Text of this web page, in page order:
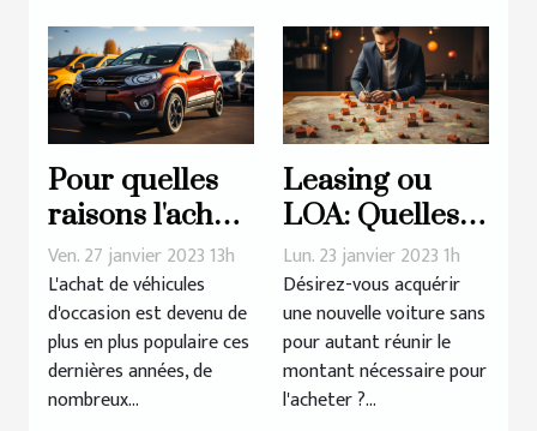
Pour quelles
raisons l'achat
de véhicules
d'occasion
connaît-il un
tel succès?
Ven. 27 janvier 2023 13h
L'achat de véhicules
d'occasion est devenu de
plus en plus populaire ces
dernières années, de
nombreux...
Leasing ou
LOA: Quelles
sont les
erreurs à
éviter ?
Lun. 23 janvier 2023 1h
Désirez-vous acquérir
une nouvelle voiture sans
pour autant réunir le
montant nécessaire pour
l'acheter ?...